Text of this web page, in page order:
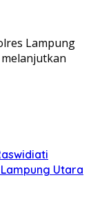
Lampung
melanjutkan
Utara